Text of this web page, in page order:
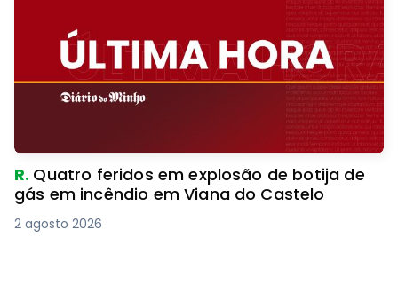
R. Quatro feridos em explosão de botija de
gás em incêndio em Viana do Castelo
2 agosto 2026